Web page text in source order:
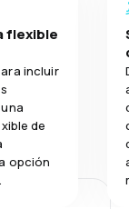
flexible
incluir
de
opción